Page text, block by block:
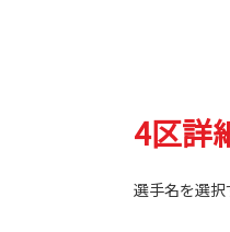
4区詳
選手名を選択